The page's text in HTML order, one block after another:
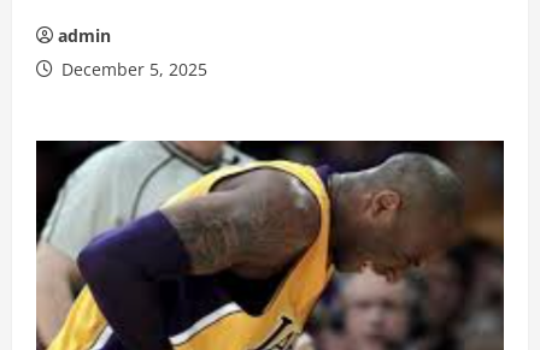
admin
December 5, 2025